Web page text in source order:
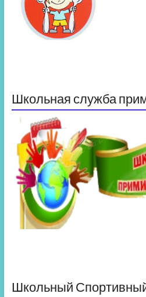
Школьная служба
Школьный